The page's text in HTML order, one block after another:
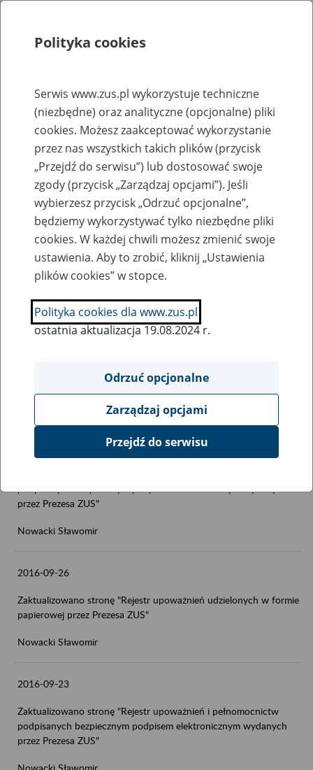
Strona główna
Rejestr zmian
2016-10-26
Zaktualizowano stronę "Rejestr upoważnień udzielonych w formie
papierowej przez Prezesa ZUS"
Nowacki Sławomir
2016-10-24
przez Prezesa ZUS"
Nowacki Sławomir
2016-09-26
Zaktualizowano stronę "Rejestr upoważnień udzielonych w formie
papierowej przez Prezesa ZUS"
Nowacki Sławomir
2016-09-23
Zaktualizowano stronę "Rejestr upoważnień i pełnomocnictw
podpisanych bezpiecznym podpisem elektronicznym wydanych
przez Prezesa ZUS"
Nowacki Sławomir
Polityka cookies
Serwis www.zus.pl wykorzystuje techniczne
(niezbędne) oraz analityczne (opcjonalne) pliki
cookies. Możesz zaakceptować wykorzystanie
przez nas wszystkich takich plików (przycisk
„Przejdź do serwisu”) lub dostosować swoje
zgody (przycisk „Zarządzaj opcjami”). Jeśli
wybierzesz przycisk „Odrzuć opcjonalne”,
będziemy wykorzystywać tylko niezbędne pliki
cookies. W każdej chwili możesz zmienić swoje
ustawienia. Aby to zrobić, kliknij „Ustawienia
plików cookies” w stopce.
Polityka cookies dla www.zus.pl
ostatnia aktualizacja 19.08.2024 r.
Odrzuć opcjonalne
Zarządzaj opcjami
Przejdź do serwisu